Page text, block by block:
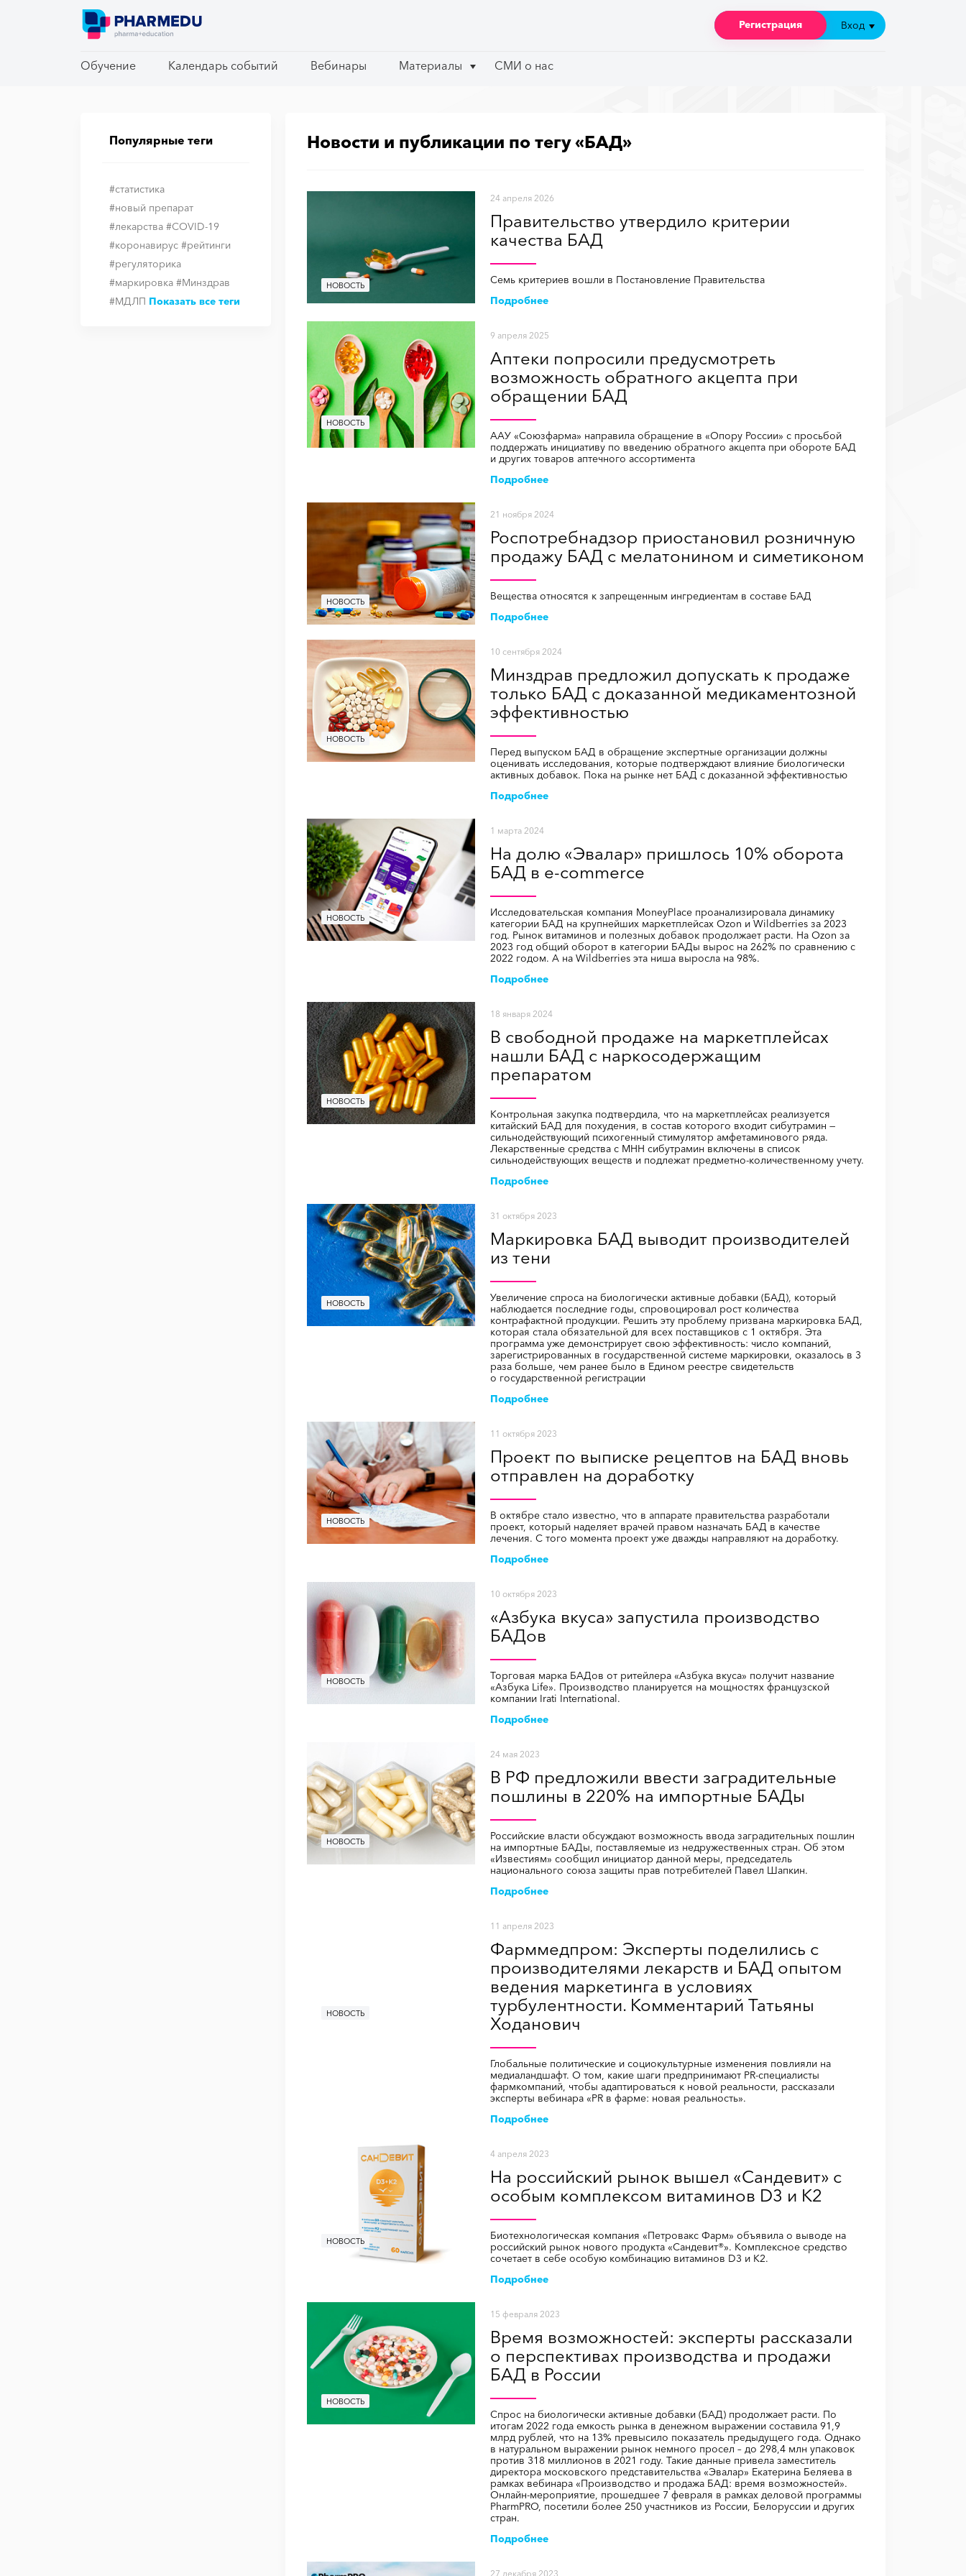
Обучение Календарь событий Вебинары Материалы СМИ о нас
Регистрация Вход
Обучение Календарь событий Вебинары Материалы СМИ о нас
Регистрация Вход
Популярные теги
#статистика
#новый препарат
#лекарства #COVID-19
#коронавирус #рейтинги
#регуляторика
#маркировка #Минздрав
#МДЛП Показать все теги
Новости и публикации по тегу «БАД»
НОВОСТЬ
24 апреля 2026
Правительство утвердило критерии
качества БАД
Семь критериев вошли в Постановление Правительства
Подробнее
НОВОСТЬ
9 апреля 2025
Аптеки попросили предусмотреть
возможность обратного акцепта при
обращении БАД
ААУ «Союзфарма» направила обращение в «Опору России» с просьбой
поддержать инициативу по введению обратного акцепта при обороте БАД
и других товаров аптечного ассортимента
Подробнее
НОВОСТЬ
21 ноября 2024
Роспотребнадзор приостановил розничную
продажу БАД с мелатонином и симетиконом
Вещества относятся к запрещенным ингредиентам в составе БАД
Подробнее
НОВОСТЬ
10 сентября 2024
Минздрав предложил допускать к продаже
только БАД с доказанной медикаментозной
эффективностью
Перед выпуском БАД в обращение экспертные организации должны
оценивать исследования, которые подтверждают влияние биологически
активных добавок. Пока на рынке нет БАД с доказанной эффективностью
Подробнее
НОВОСТЬ
1 марта 2024
На долю «Эвалар» пришлось 10% оборота
БАД в e-commerce
Исследовательская компания MoneyPlace проанализировала динамику
категории БАД на крупнейших маркетплейсах Ozon и Wildberries за 2023
год. Рынок витаминов и полезных добавок продолжает расти. На Ozon за
2023 год общий оборот в категории БАДы вырос на 262% по сравнению с
2022 годом. А на Wildberries эта ниша выросла на 98%.
Подробнее
НОВОСТЬ
18 января 2024
В свободной продаже на маркетплейсах
нашли БАД с наркосодержащим
препаратом
Контрольная закупка подтвердила, что на маркетплейсах реализуется
китайский БАД для похудения, в состав которого входит сибутрамин —
сильнодействующий психогенный стимулятор амфетаминового ряда.
Лекарственные средства с МНН сибутрамин включены в список
сильнодействующих веществ и подлежат предметно-количественному учету.
Подробнее
НОВОСТЬ
31 октября 2023
Маркировка БАД выводит производителей
из тени
Увеличение спроса на биологически активные добавки (БАД), который
наблюдается последние годы, спровоцировал рост количества
контрафактной продукции. Решить эту проблему призвана маркировка БАД,
которая стала обязательной для всех поставщиков с 1 октября. Эта
программа уже демонстрирует свою эффективность: число компаний,
зарегистрированных в государственной системе маркировки, оказалось в 3
раза больше, чем ранее было в Едином реестре свидетельств
о государственной регистрации
Подробнее
НОВОСТЬ
11 октября 2023
Проект по выписке рецептов на БАД вновь
отправлен на доработку
В октябре стало известно, что в аппарате правительства разработали
проект, который наделяет врачей правом назначать БАД в качестве
лечения. С того момента проект уже дважды направляют на доработку.
Подробнее
НОВОСТЬ
10 октября 2023
«Азбука вкуса» запустила производство
БАДов
Торговая марка БАДов от ритейлера «Азбука вкуса» получит название
«Азбука Life». Производство планируется на мощностях французской
компании Irati International.
Подробнее
НОВОСТЬ
24 мая 2023
В РФ предложили ввести заградительные
пошлины в 220% на импортные БАДы
Российские власти обсуждают возможность ввода заградительных пошлин
на импортные БАДы, поставляемые из недружественных стран. Об этом
«Известиям» сообщил инициатор данной меры, председатель
национального союза защиты прав потребителей Павел Шапкин.
Подробнее
НОВОСТЬ
11 апреля 2023
Фарммедпром: Эксперты поделились с
производителями лекарств и БАД опытом
ведения маркетинга в условиях
турбулентности. Комментарий Татьяны
Ходанович
Глобальные политические и социокультурные изменения повлияли на
медиаландшафт. О том, какие шаги предпринимают PR-специалисты
фармкомпаний, чтобы адаптироваться к новой реальности, рассказали
эксперты вебинара «PR в фарме: новая реальность».
Подробнее
НОВОСТЬ
4 апреля 2023
На российский рынок вышел «Сандевит» с
особым комплексом витаминов D3 и К2
Биотехнологическая компания «Петровакс Фарм» объявила о выводе на
российский рынок нового продукта «Сандевит®». Комплексное средство
сочетает в себе особую комбинацию витаминов D3 и K2.
Подробнее
НОВОСТЬ
15 февраля 2023
Время возможностей: эксперты рассказали
о перспективах производства и продажи
БАД в России
Спрос на биологически активные добавки (БАД) продолжает расти. По
итогам 2022 года емкость рынка в денежном выражении составила 91,9
млрд рублей, что на 13% превысило показатель предыдущего года. Однако
в натуральном выражении рынок немного просел – до 298,4 млн упаковок
против 318 миллионов в 2021 году. Такие данные привела заместитель
директора московского представительства «Эвалар» Екатерина Беляева в
рамках вебинара «Производство и продажа БАД: время возможностей».
Онлайн-мероприятие, прошедшее 7 февраля в рамках деловой программы
PharmPRO, посетили более 250 участников из России, Белоруссии и других
стран.
Подробнее
27 декабря 2023